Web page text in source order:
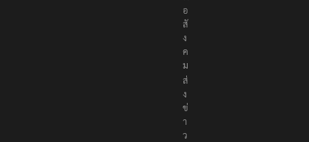
อ
สั
ง
ค
ม
ส่
ง
ข่
า
ว